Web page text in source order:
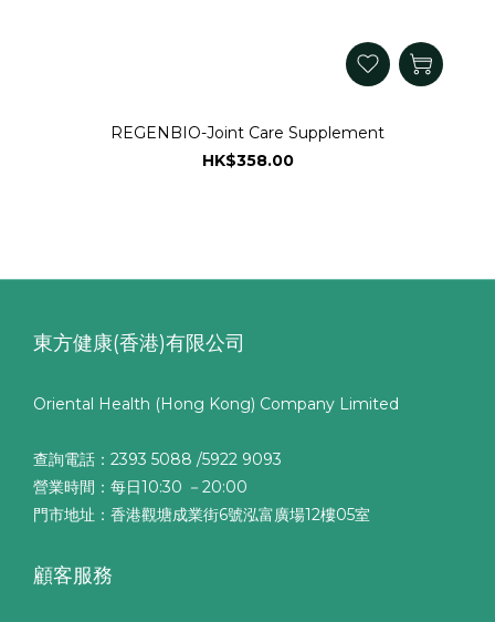
REGENBIO-Joint Care Supplement
HK$358.00
東方健康(香港)有限公司
Oriental Health (Hong Kong) Company Limited
查詢電話：2393 5088 /5922 9093
營業時間：每日10:30 －20:00
門市地址：香港觀塘成業街6號泓富廣場12樓05室
顧客服務